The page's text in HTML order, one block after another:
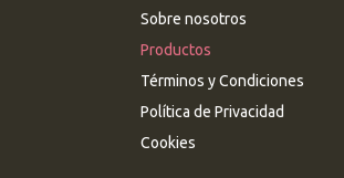
Sobre nosotros
Productos
Términos y Condiciones
Política de Privacidad
Cookies